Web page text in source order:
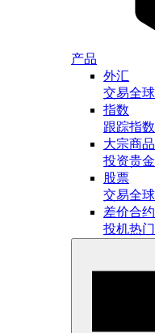
产品
外汇
交易全
指数
跟踪指
大宗商品
投资贵
股票
交易全
差价合
投机热